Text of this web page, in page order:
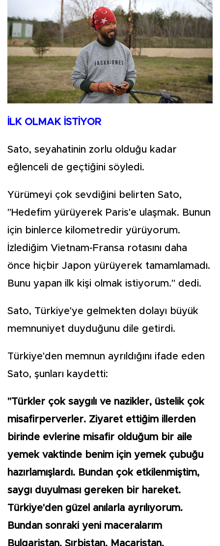
İLK OLMAK İSTİYOR
Sato, seyahatinin zorlu olduğu kadar
eğlenceli de geçtiğini söyledi.
Yürümeyi çok sevdiğini belirten Sato,
"Hedefim yürüyerek Paris'e ulaşmak. Bunun
için binlerce kilometredir yürüyorum.
İzlediğim Vietnam-Fransa rotasını daha
önce hiçbir Japon yürüyerek tamamlamadı.
Bunu yapan ilk kişi olmak istiyorum." dedi.
Sato, Türkiye'ye gelmekten dolayı büyük
memnuniyet duyduğunu dile getirdi.
Türkiye'den memnun ayrıldığını ifade eden
Sato, şunları kaydetti:
"Türkler çok saygılı ve nazikler, üstelik çok
misafirperverler. Ziyaret ettiğim illerden
birinde evlerine misafir olduğum bir aile
yemek vaktinde benim için yemek çubuğu
hazırlamışlardı. Bundan çok etkilenmiştim,
saygı duyulması gereken bir hareket.
Türkiye'den güzel anılarla ayrılıyorum.
Bundan sonraki yeni maceralarım
Bulgaristan, Sırbistan, Macaristan,